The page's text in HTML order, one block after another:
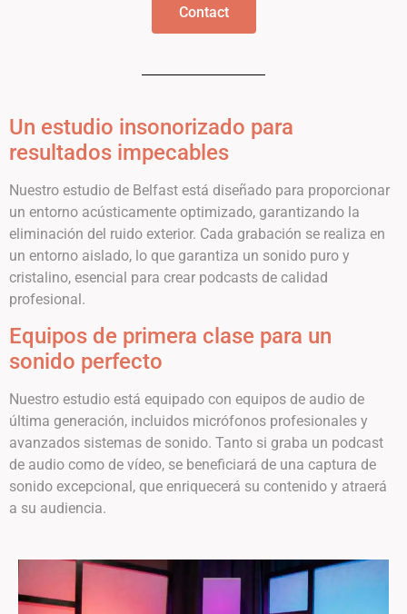
Contact
Un estudio insonorizado para
resultados impecables
Nuestro estudio de Belfast está diseñado para proporcionar
un entorno acústicamente optimizado, garantizando la
eliminación del ruido exterior. Cada grabación se realiza en
un entorno aislado, lo que garantiza un sonido puro y
cristalino, esencial para crear podcasts de calidad
profesional.
Equipos de primera clase para un
sonido perfecto
Nuestro estudio está equipado con equipos de audio de
última generación, incluidos micrófonos profesionales y
avanzados sistemas de sonido. Tanto si graba un podcast
de audio como de vídeo, se beneficiará de una captura de
sonido excepcional, que enriquecerá su contenido y atraerá
a su audiencia.